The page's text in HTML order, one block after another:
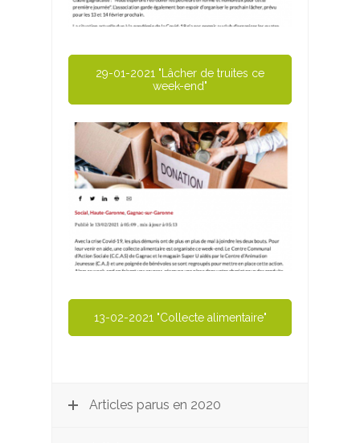
29-01-2021 "Lâcher de truites ce
week-end"
13-02-2021 "Collecte alimentaire"
Articles parus en 2020